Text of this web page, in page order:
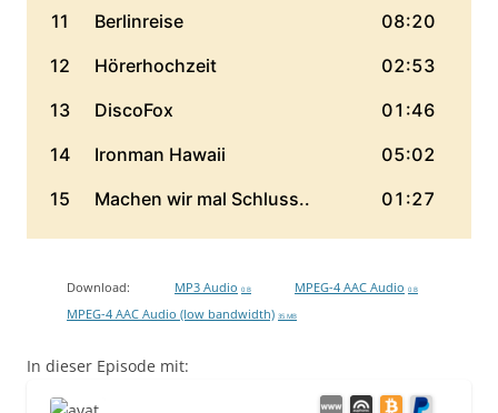
Download: MP3 Audio 0 B MPEG-4 AAC Audio 0 B
MPEG-4 AAC Audio (low bandwidth) 35 MB
In dieser Episode mit: